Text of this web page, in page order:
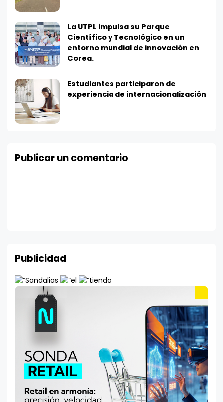
La UTPL impulsa su Parque
Científico y Tecnológico en un
entorno mundial de innovación en
Corea.
Estudiantes participaron de
experiencia de internacionalización
Publicar un comentario
Publicidad